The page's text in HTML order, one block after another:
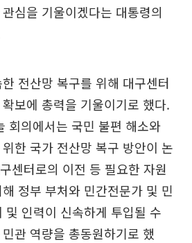
심을 기울이겠다는 대통령의
전산망 복구를 위해 대구센터
보에 총력을 기울이기로 했다.
회의에서는 국민 불편 해소와
한 국가 전산망 복구 방안이 논
센터로의 이전 등 필요한 자원
정부 부처와 민간전문가 및 민
및 인력이 신속하게 투입될 수
관 역량을 총동원하기로 했